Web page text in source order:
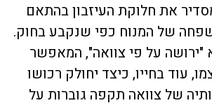
את חלוקת העיזבון בהתאם
של המנוח כפי שנקבע בחוק.
"ירושה על פי צוואה", המאפשר
עוד בחייו, כיצד יחולק רכושו
של צוואה תקפה גוברות על